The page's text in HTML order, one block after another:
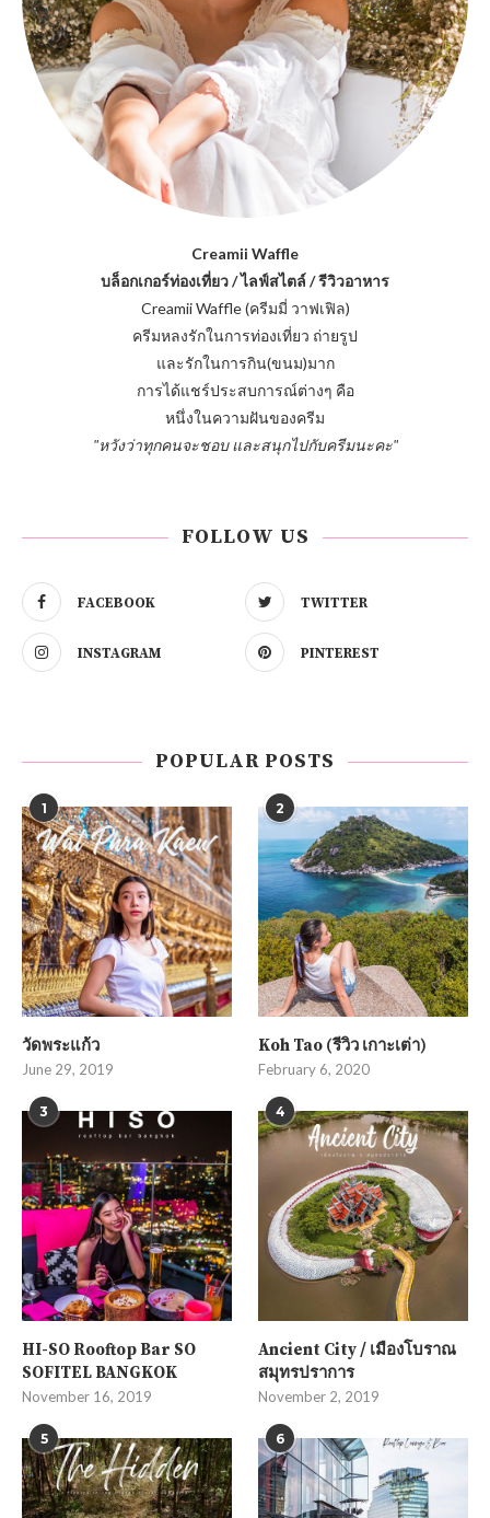
Creamii Waffle
บล็อกเกอร์ท่องเที่ยว / ไลฟ์สไตล์ / รีวิวอาหาร
Creamii Waffle (ครีมมี่ วาฟเฟิล)
ครีมหลงรักในการท่องเที่ยว ถ่ายรูป
และรักในการกิน(ขนม)มาก
การได้แชร์ประสบการณ์ต่างๆ คือ
หนึ่งในความฝันของครีม
"หวังว่าทุกคนจะชอบ และสนุกไปกับครีมนะคะ"
FOLLOW US
FACEBOOK TWITTER
INSTAGRAM PINTEREST
POPULAR POSTS
1
วัดพระแก้ว
June 29, 2019
2
Koh Tao (รีวิว เกาะเต่า)
February 6, 2020
3
HI-SO Rooftop Bar SO
SOFITEL BANGKOK
November 16, 2019
4
Ancient City / เมืองโบราณ
สมุทรปราการ
November 2, 2019
5 6